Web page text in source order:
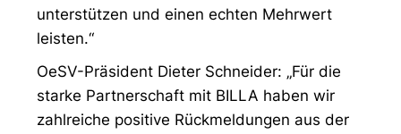
unterstützen und einen echten Mehrwert
leisten.“
OeSV-Präsident Dieter Schneider: „Für die
starke Partnerschaft mit BILLA haben wir
zahlreiche positive Rückmeldungen aus der